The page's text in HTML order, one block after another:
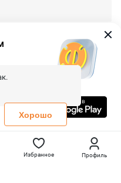
Избранное Профиль
Хорошо